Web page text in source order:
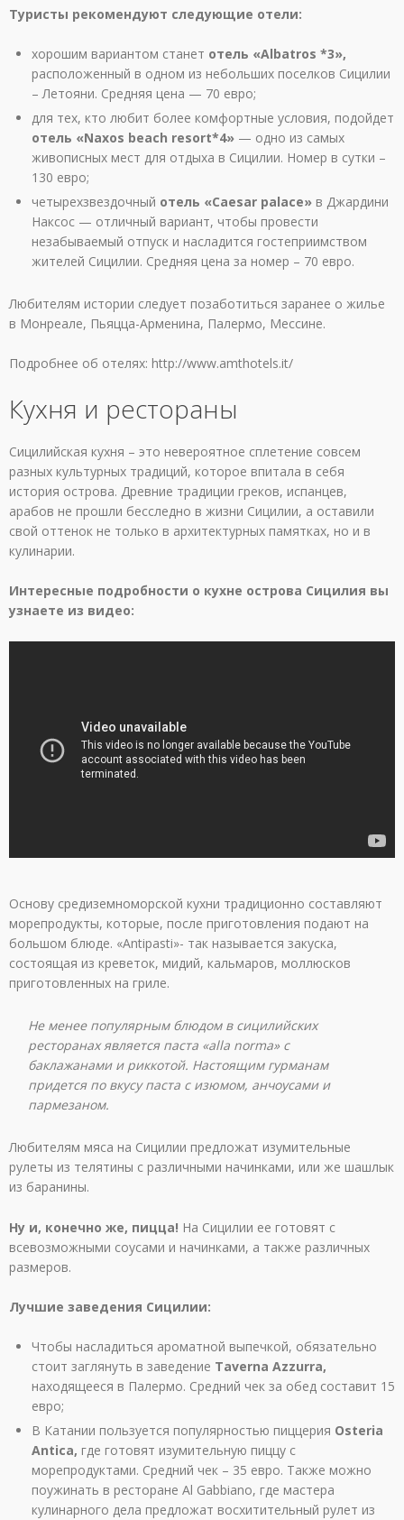
Туристы рекомендуют следующие отели:
хорошим вариантом станет отель «Аlbatros *3»,
расположенный в одном из небольших поселков Сицилии
– Летояни. Средняя цена — 70 евро;
для тех, кто любит более комфортные условия, подойдет
отель «Naxos beach resort*4» — одно из самых
живописных мест для отдыха в Сицилии. Номер в сутки –
130 евро;
четырехзвездочный отель «Сaesar palace» в Джардини
Наксос — отличный вариант, чтобы провести
незабываемый отпуск и насладится гостеприимством
жителей Сицилии. Средняя цена за номер – 70 евро.
Любителям истории следует позаботиться заранее о жилье
в Монреале, Пьяцца-Арменина, Палермо, Мессине.
Подробнее об отелях: http://www.amthotels.it/
Кухня и рестораны
Сицилийская кухня – это невероятное сплетение совсем
разных культурных традиций, которое впитала в себя
история острова. Древние традиции греков, испанцев,
арабов не прошли бесследно в жизни Сицилии, а оставили
свой оттенок не только в архитектурных памятках, но и в
кулинарии.
Интересные подробности о кухне острова Сицилия вы
узнаете из видео:
Основу средиземноморской кухни традиционно составляют
морепродукты, которые, после приготовления подают на
большом блюде. «Аntipasti»- так называется закуска,
состоящая из креветок, мидий, кальмаров, моллюсков
приготовленных на гриле.
Не менее популярным блюдом в сицилийских
ресторанах является паста «alla norma» с
баклажанами и риккотой. Настоящим гурманам
придется по вкусу паста с изюмом, анчоусами и
пармезаном.
Любителям мяса на Сицилии предложат изумительные
рулеты из телятины с различными начинками, или же шашлык
из баранины.
Ну и, конечно же, пицца! На Сицилии ее готовят с
всевозможными соусами и начинками, а также различных
размеров.
Лучшие заведения Сицилии:
Чтобы насладиться ароматной выпечкой, обязательно
стоит заглянуть в заведение Taverna Azzurra,
находящееся в Палермо. Средний чек за обед составит 15
евро;
В Катании пользуется популярностью пиццерия Osteria
Antica, где готовят изумительную пиццу с
морепродуктами. Средний чек – 35 евро. Также можно
поужинать в ресторане Al Gabbiano, где мастера
кулинарного дела предложат восхитительный рулет из